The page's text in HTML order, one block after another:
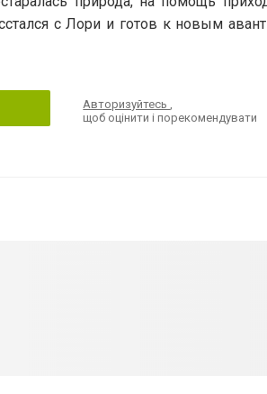
с Лори и готов к новым
Авторизуйтесь
щоб оцінити і порекомендувати